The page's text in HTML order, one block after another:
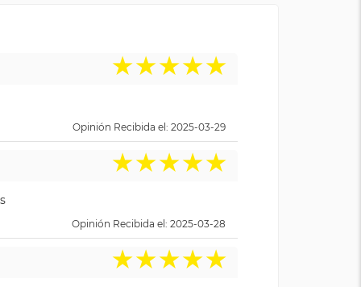
★★★★★
Opinión Recibida el: 2025-03-29
★★★★★
Opinión Recibida el: 2025-03-28
★★★★★